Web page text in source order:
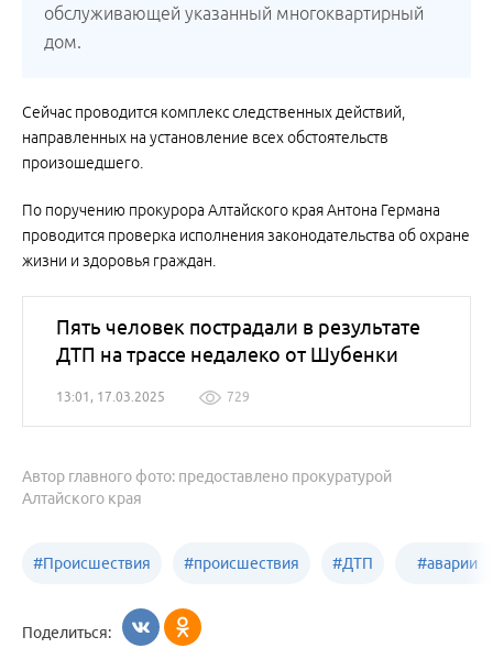
обслуживающей указанный многоквартирный
дом.
Сейчас проводится комплекс следственных действий,
направленных на установление всех обстоятельств
произошедшего.
По поручению прокурора Алтайского края Антона Германа
проводится проверка исполнения законодательства об охране
жизни и здоровья граждан.
Пять человек пострадали в результате
ДТП на трассе недалеко от Шубенки
13:01, 17.03.2025 729
Автор главного фото: предоставлено прокуратурой
Алтайского края
#Происшествия #происшествия
Алтайский край
#ДТП #аварии
Поделиться: